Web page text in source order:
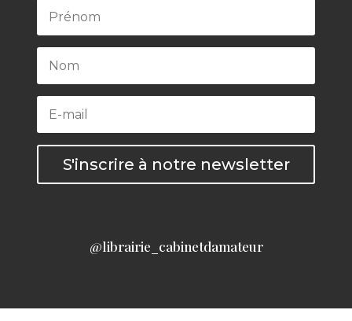
S'inscrire à notre newsletter
@librairie_cabinetdamateur